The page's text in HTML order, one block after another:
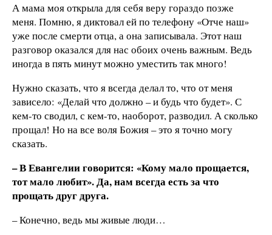
А мама моя открыла для себя веру гораздо позже
меня. Помню, я диктовал ей по телефону «Отче наш»
уже после смерти отца, а она записывала. Этот наш
разговор оказался для нас обоих очень важным. Ведь
иногда в пять минут можно уместить так много!
Нужно сказать, что я всегда делал то, что от меня
зависело: «Делай что должно – и будь что будет». С
кем-то сводил, с кем-то, наоборот, разводил. А сколько
прощал! Но на все воля Божия – это я точно могу
сказать.
– В Евангелии говорится: «Кому мало прощается,
тот мало любит». Да, нам всегда есть за что
прощать друг друга.
– Конечно, ведь мы живые люди…